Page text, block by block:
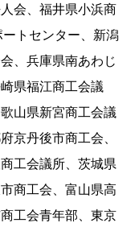
会、福井県小浜商
トセンター、新潟
、兵庫県南あわじ
県福江商工会議
山県新宮商工会議
京丹後市商工会、
工会議所、茨城県
商工会、富山県高
工会青年部、東京